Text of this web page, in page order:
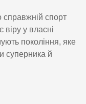
справжній спорт
віру у власні
покоління, яке
суперника й